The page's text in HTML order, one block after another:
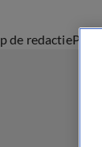
de redactiePanel